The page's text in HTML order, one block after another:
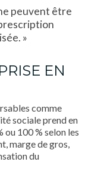
peuvent être
»
EN
comme
sociale prend en
ou 100 % selon les
marge de gros,
du